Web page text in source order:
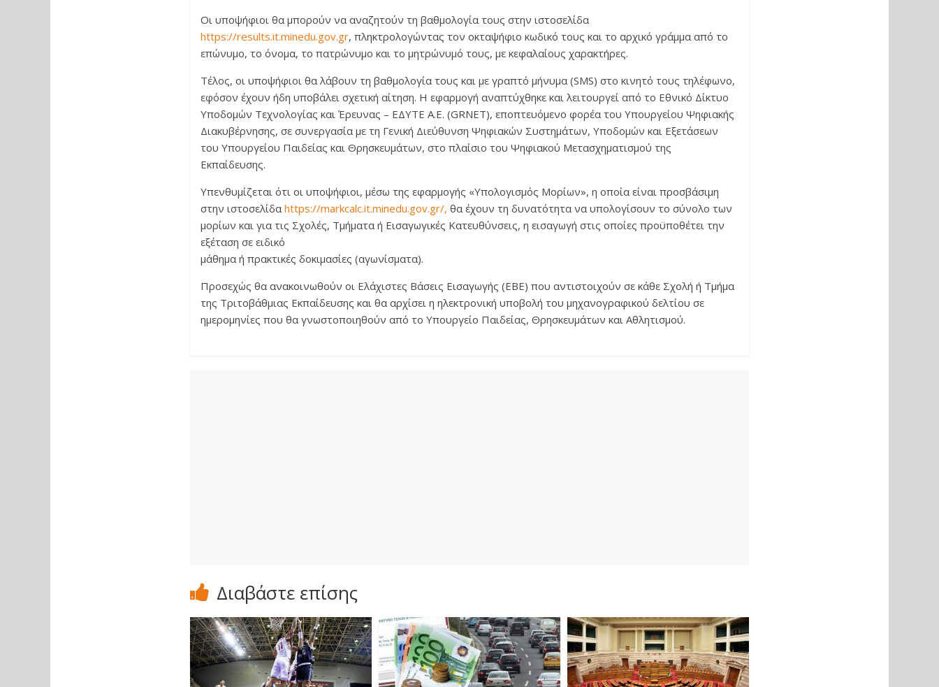
Οι υποψήφιοι θα μπορούν να αναζητούν τη βαθμολογία τους στην ιστοσελίδα
https://results.it.minedu.gov.gr, πληκτρολογώντας τον οκταψήφιο κωδικό τους και το αρχικό γράμμα από το
επώνυμο, το όνομα, το πατρώνυμο και το μητρώνυμό τους, με κεφαλαίους χαρακτήρες.
Τέλος, οι υποψήφιοι θα λάβουν τη βαθμολογία τους και με γραπτό μήνυμα (SMS) στο κινητό τους τηλέφωνο,
εφόσον έχουν ήδη υποβάλει σχετική αίτηση. Η εφαρμογή αναπτύχθηκε και λειτουργεί από το Εθνικό Δίκτυο
Υποδομών Τεχνολογίας και Έρευνας – ΕΔΥΤΕ Α.Ε. (GRNET), εποπτευόμενο φορέα του Υπουργείου Ψηφιακής
Διακυβέρνησης, σε συνεργασία με τη Γενική Διεύθυνση Ψηφιακών Συστημάτων, Υποδομών και Εξετάσεων
του Υπουργείου Παιδείας και Θρησκευμάτων, στο πλαίσιο του Ψηφιακού Μετασχηματισμού της
Εκπαίδευσης.
Υπενθυμίζεται ότι οι υποψήφιοι, μέσω της εφαρμογής «Υπολογισμός Μορίων», η οποία είναι προσβάσιμη
στην ιστοσελίδα https://markcalc.it.minedu.gov.gr/, θα έχουν τη δυνατότητα να υπολογίσουν το σύνολο των
μορίων και για τις Σχολές, Τμήματα ή Εισαγωγικές Κατευθύνσεις, η εισαγωγή στις οποίες προϋποθέτει την
εξέταση σε ειδικό
μάθημα ή πρακτικές δοκιμασίες (αγωνίσματα).
Προσεχώς θα ανακοινωθούν οι Ελάχιστες Βάσεις Εισαγωγής (ΕΒΕ) που αντιστοιχούν σε κάθε Σχολή ή Τμήμα
της Τριτοβάθμιας Εκπαίδευσης και θα αρχίσει η ηλεκτρονική υποβολή του μηχανογραφικού δελτίου σε
ημερομηνίες που θα γνωστοποιηθούν από το Υπουργείο Παιδείας, Θρησκευμάτων και Αθλητισμού.
Διαβάστε επίσης